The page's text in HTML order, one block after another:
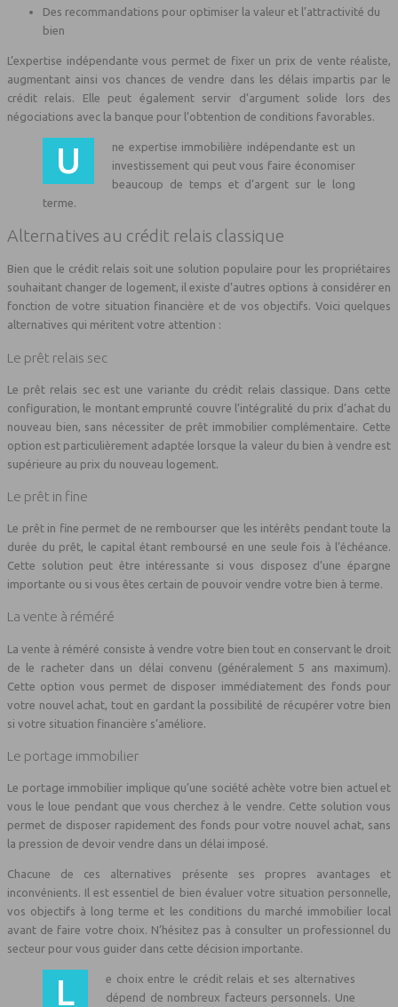
Des recommandations pour optimiser la valeur et l’attractivité du
bien
L’expertise indépendante vous permet de fixer un prix de vente réaliste,
augmentant ainsi vos chances de vendre dans les délais impartis par le
crédit relais. Elle peut également servir d’argument solide lors des
négociations avec la banque pour l’obtention de conditions favorables.
Une expertise immobilière indépendante est un
investissement qui peut vous faire économiser
beaucoup de temps et d’argent sur le long
terme.
Alternatives au crédit relais classique
Bien que le crédit relais soit une solution populaire pour les propriétaires
souhaitant changer de logement, il existe d’autres options à considérer en
fonction de votre situation financière et de vos objectifs. Voici quelques
alternatives qui méritent votre attention :
Le prêt relais sec
Le prêt relais sec est une variante du crédit relais classique. Dans cette
configuration, le montant emprunté couvre l’intégralité du prix d’achat du
nouveau bien, sans nécessiter de prêt immobilier complémentaire. Cette
option est particulièrement adaptée lorsque la valeur du bien à vendre est
supérieure au prix du nouveau logement.
Le prêt in fine
Le prêt in fine permet de ne rembourser que les intérêts pendant toute la
durée du prêt, le capital étant remboursé en une seule fois à l’échéance.
Cette solution peut être intéressante si vous disposez d’une épargne
importante ou si vous êtes certain de pouvoir vendre votre bien à terme.
La vente à réméré
La vente à réméré consiste à vendre votre bien tout en conservant le droit
de le racheter dans un délai convenu (généralement 5 ans maximum).
Cette option vous permet de disposer immédiatement des fonds pour
votre nouvel achat, tout en gardant la possibilité de récupérer votre bien
si votre situation financière s’améliore.
Le portage immobilier
Le portage immobilier implique qu’une société achète votre bien actuel et
vous le loue pendant que vous cherchez à le vendre. Cette solution vous
permet de disposer rapidement des fonds pour votre nouvel achat, sans
la pression de devoir vendre dans un délai imposé.
Chacune de ces alternatives présente ses propres avantages et
inconvénients. Il est essentiel de bien évaluer votre situation personnelle,
vos objectifs à long terme et les conditions du marché immobilier local
avant de faire votre choix. N’hésitez pas à consulter un professionnel du
secteur pour vous guider dans cette décision importante.
Le choix entre le crédit relais et ses alternatives dépend de nombreux facteurs personnels. Une